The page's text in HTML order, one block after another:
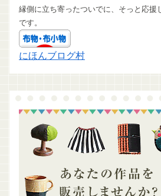
縁側に立ち寄ったついでに、そっと応援
です。
にほんブログ村